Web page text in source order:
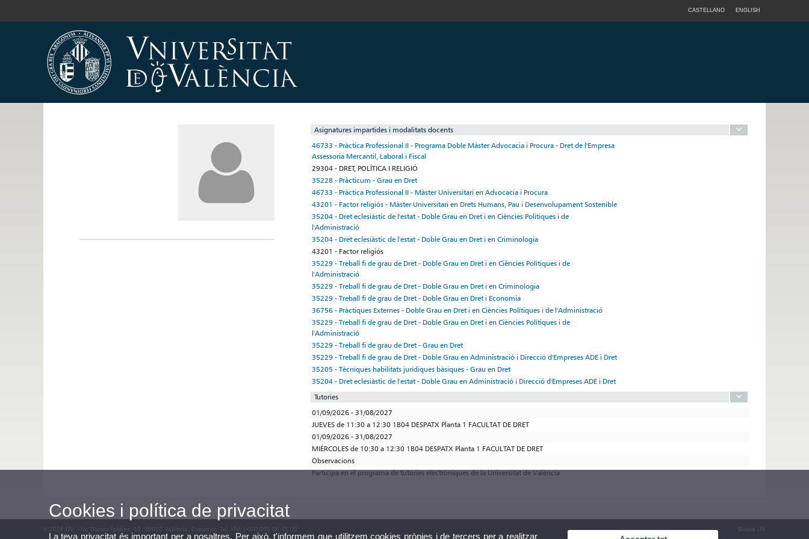
CASTELLANO ENGLISH
Asignatures impartides i modalitats docents
46733 - Pràctica Professional II - Programa Doble Màster Advocacia i Procura - Dret de l'Empresa
Assessoria Mercantil, Laboral i Fiscal
29304 - DRET, POLÍTICA I RELIGIÓ
35228 - Pràcticum - Grau en Dret
46733 - Pràctica Professional II - Màster Universitari en Advocacia i Procura
43201 - Factor religiós - Màster Universitari en Drets Humans, Pau i Desenvolupament Sostenible
35204 - Dret eclesiàstic de l'estat - Doble Grau en Dret i en Ciències Polítiques i de
l'Administració
35204 - Dret eclesiàstic de l'estat - Doble Grau en Dret i en Criminologia
43201 - Factor religiós
35229 - Treball fi de grau de Dret - Doble Grau en Dret i en Ciències Polítiques i de
l'Administració
35229 - Treball fi de grau de Dret - Doble Grau en Dret i en Criminologia
35229 - Treball fi de grau de Dret - Doble Grau en Dret i Economia
36756 - Pràctiques Externes - Doble Grau en Dret i en Ciències Polítiques i de l'Administració
35229 - Treball fi de grau de Dret - Doble Grau en Dret i en Ciències Polítiques i de
l'Administració
35229 - Treball fi de grau de Dret - Grau en Dret
35229 - Treball fi de grau de Dret - Doble Grau en Administració i Direcció d'Empreses ADE i Dret
35205 - Tècniques habilitats jurídiques bàsiques - Grau en Dret
35204 - Dret eclesiàstic de l'estat - Doble Grau en Administració i Direcció d'Empreses ADE i Dret
Tutories
01/09/2026 - 31/08/2027
JUEVES de 11:30 a 12:30 1B04 DESPATX Planta 1 FACULTAT DE DRET
01/09/2026 - 31/08/2027
MIÉRCOLES de 10:30 a 12:30 1B04 DESPATX Planta 1 FACULTAT DE DRET
Observacions
Participa en el programa de tutories electròniques de la Universitat de València
© 2026 UV. - Av. Blasco Ibáñez, 13. 46010 València. Espanya. Tel. UV: (+34) 963 86 41 00 Bústia UV
Cookies i política de privacitat
La teva privacitat és important per a nosaltres. Per això, t'informem que utilitzem cookies pròpies i de tercers per a realitzar